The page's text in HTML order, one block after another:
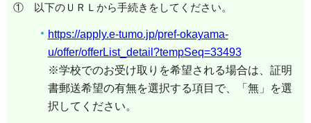
① 以下のＵＲＬから手続きをしてください。
https://apply.e-tumo.jp/pref-okayama-
u/offer/offerList_detail?tempSeq=33493
※学校でのお受け取りを希望される場合は、 証明
書郵送希望の有無を選択する項目で、「無」を選
択してください。